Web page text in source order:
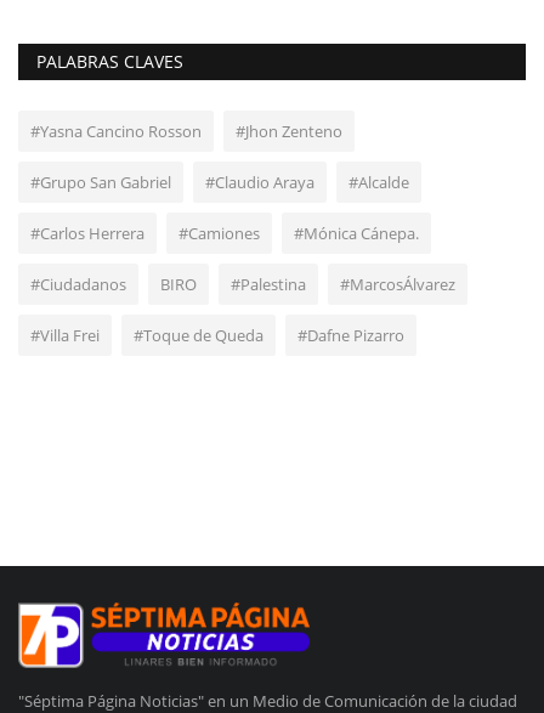
PALABRAS CLAVES
#Yasna Cancino Rosson #Jhon Zenteno
#Grupo San Gabriel #Claudio Araya #Alcalde
#Carlos Herrera #Camiones #Mónica Cánepa.
#Ciudadanos BIRO #Palestina #MarcosÁlvarez
#Villa Frei #Toque de Queda #Dafne Pizarro
"Séptima Página Noticias" en un Medio de Comunicación de la ciudad